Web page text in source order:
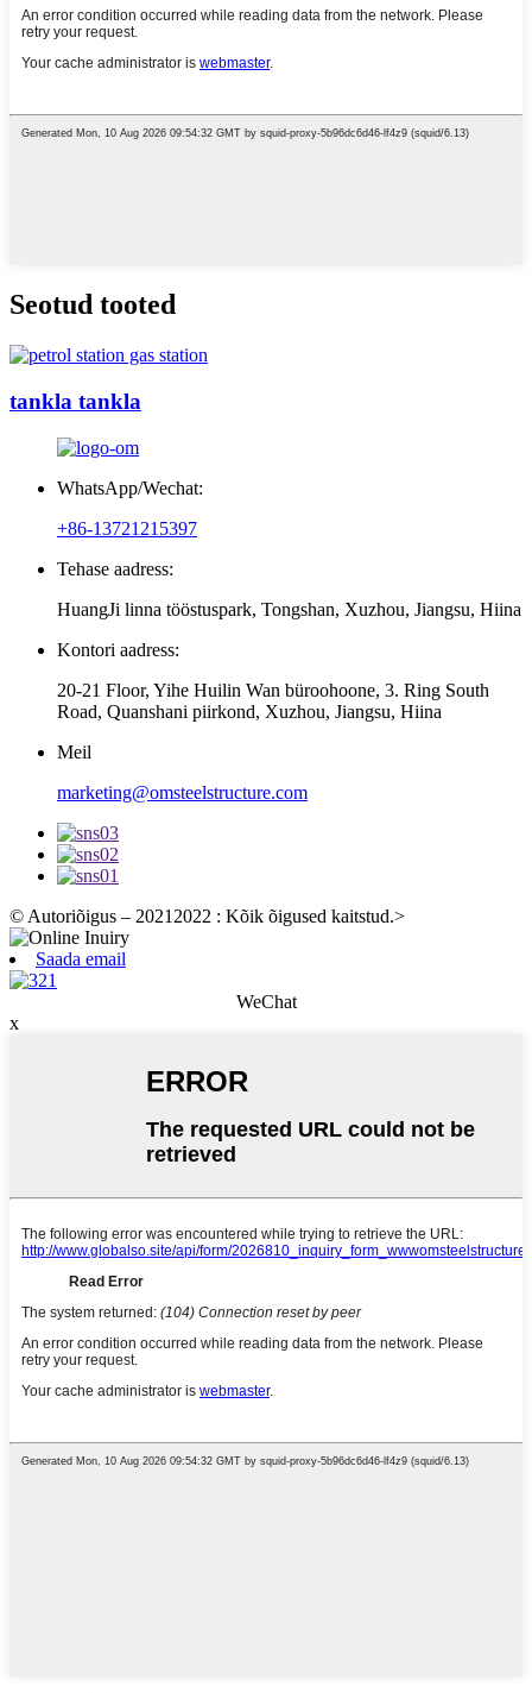
Seotud tooted
tankla tankla
WhatsApp/Wechat:
+86-13721215397
Tehase aadress:
HuangJi linna tööstuspark, Tongshan, Xuzhou, Jiangsu, Hiina
Kontori aadress:
20-21 Floor, Yihe Huilin Wan büroohoone, 3. Ring South
Road, Quanshani piirkond, Xuzhou, Jiangsu, Hiina
Meil
marketing@omsteelstructure.com
© Autoriõigus – 20212022 : Kõik õigused kaitstud.>
Saada email
WeChat
x